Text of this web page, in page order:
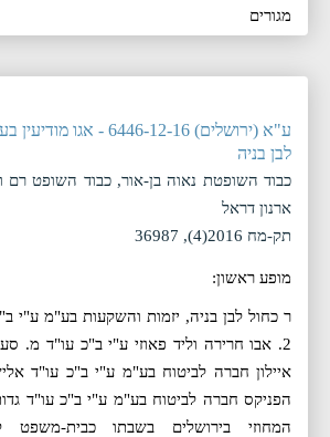
מגורים
ע"א (ירושלים) 6446-12-16
לבן בניה
כבוד השופטת נאוה בן-אור, כבוד השופט רם
ארנון דראל
תק-מח 2016(4), 36987
מופע ראשון:
ר כחול לבן בניה, יזמות והשקעות בע"מ ע"י
הפניקס חברה לביטוח בע"מ ע"י ב"כ עו"ד
המחוזי בירושלים בשבתו כבית-משפט